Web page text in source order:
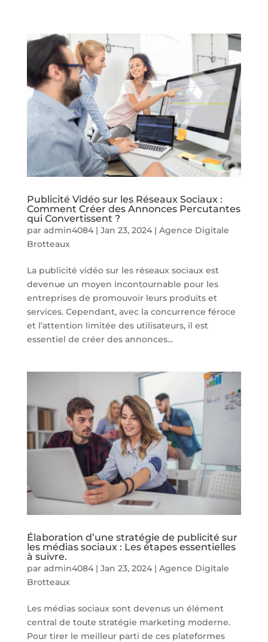
Publicité Vidéo sur les Réseaux Sociaux :
Comment Créer des Annonces Percutantes
qui Convertissent ?
par admin4084| Jan 23, 2024| Agence Digitale
Brotteaux
La publicité vidéo sur les réseaux sociaux est
devenue un moyen incontournable pour les
entreprises de promouvoir leurs produits et
services. Cependant, avec la concurrence féroce
et l’attention limitée des utilisateurs, il est
essentiel de créer des annonces...
Élaboration d’une stratégie de publicité sur
les médias sociaux : Les étapes essentielles
à suivre.
par admin4084| Jan 23, 2024| Agence Digitale
Brotteaux
Les médias sociaux sont devenus un élément
central de toute stratégie marketing moderne.
Pour tirer le meilleur parti de ces plateformes